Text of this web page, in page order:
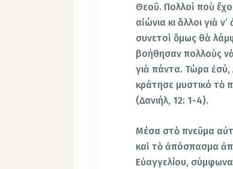
Θεοῦ. Πολλοὶ ποὺ
αἰώνια κι ἄλλοι γιὰ
συνετοὶ ὅμως θὰ
βοήθησαν πολλοὺς
γιὰ πάντα. Τώρα ἐσύ,
κράτησε μυστικό τὸ
(Δανιήλ, 12: 1-4).
Μέσα στὸ πνεῦμα
καὶ τὸ ἀπόσπασμα
Εὐαγγελίου,